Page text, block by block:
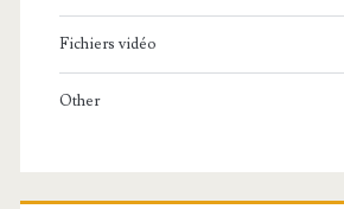
Fichiers vidéo
Other